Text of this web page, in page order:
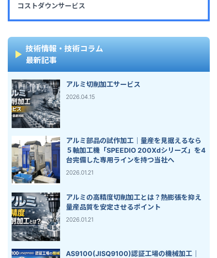
コストダウンサービス
技術情報・技術コラム
最新記事
アルミ切削加工サービス
2026.04.15
アルミ部品の試作加工｜量産を見据えるなら
５軸加工機「SPEEDIO 200Xdシリーズ」を4
台完備した専用ラインを持つ当社へ
2026.01.21
アルミの高精度切削加工とは？熱膨張を抑え
量産品質を安定させるポイント
2026.01.21
AS9100(JISQ9100)認証工場の機械加工｜